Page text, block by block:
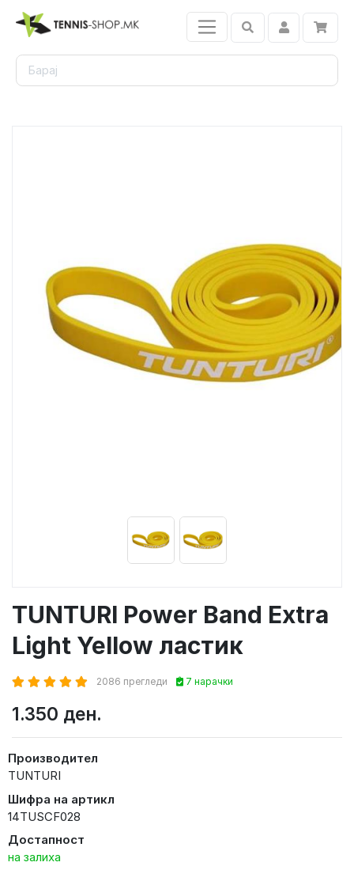
TUNTURI Power Band Extra
Light Yellow ластик
2086 прегледи 7 нарачки
1.350 ден.
Производител
TUNTURI
Шифра на артикл
14TUSCF028
Достапност
на залиха